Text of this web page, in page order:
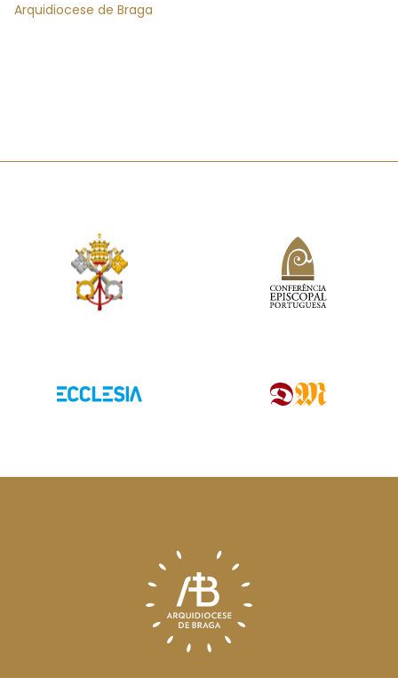
Arquidiocese de Braga